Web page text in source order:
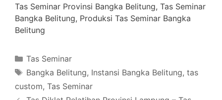
Tas Seminar Provinsi Bangka Belitung, Tas Seminar
Bangka Belitung, Produksi Tas Seminar Bangka
Belitung
Categories
Tas Seminar
Tags
Bangka Belitung, Instansi Bangka Belitung, tas
custom, Tas Seminar